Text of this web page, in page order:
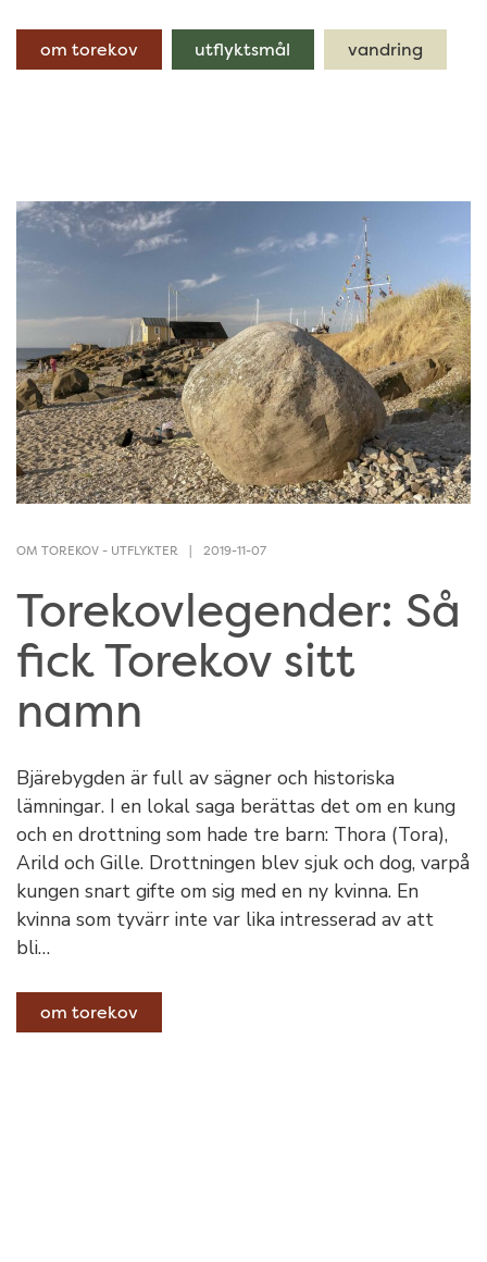
om torekov utflyktsmål vandring
OM TOREKOV- UTFLYKTER 2019-11-07
Torekovlegender: Så
fick Torekov sitt
namn
Bjärebygden är full av sägner och historiska
lämningar. I en lokal saga berättas det om en kung
och en drottning som hade tre barn: Thora (Tora),
Arild och Gille. Drottningen blev sjuk och dog, varpå
kungen snart gifte om sig med en ny kvinna. En
kvinna som tyvärr inte var lika intresserad av att
bli…
om torekov